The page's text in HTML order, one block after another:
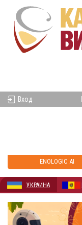
Вход
ENOLOGIC AI
УКРАИНА